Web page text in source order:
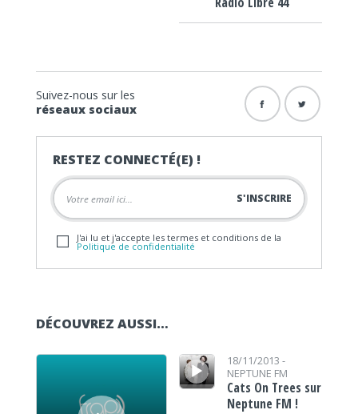
Suivez-nous sur les
réseaux sociaux
RESTEZ CONNECTÉ(E) !
J'ai lu et j'accepte les termes et conditions de la
Politique de confidentialité
DÉCOUVREZ AUSSI…
Lecteur audio
Lecteur audio18/11/2013 -
NEPTUNE FM
Cats On Trees sur
Neptune FM !